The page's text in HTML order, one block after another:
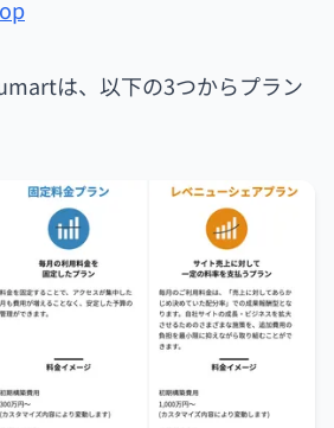
は、以下の3つからプラン